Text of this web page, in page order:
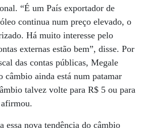
“É um País exportador de
continua num preço elevado, o
Há muito interesse pelo
externas estão bem”, disse. Por
das contas públicas, Megale
câmbio ainda está num patamar
talvez volte para R$ 5 ou para
essa nova tendência do câmbio